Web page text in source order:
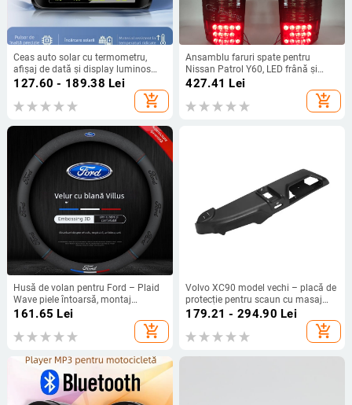
Ceas auto solar cu termometru,
afișaj de dată și display luminos
(Brand Thousand Cards; Origine
Zhejiang; Model Other; Material
Other)
127.60 - 189.38 Lei
add_shopping_cart
Ansamblu faruri spate pentru
Nissan Patrol Y60, LED frână și
semnalizare, ABS+LED, 12V, 5W, 500
427.41 Lei
add_shopping_cart
Husă de volan pentru Ford – Plaid
Wave piele întoarsă, montaj
universal, pentru toate anotimpurile
161.65 Lei
add_shopping_cart
Volvo XC90 model vechi – placă de
protecție pentru scaun cu masaj
39866788 39866794
179.21 - 294.90 Lei
add_shopping_cart